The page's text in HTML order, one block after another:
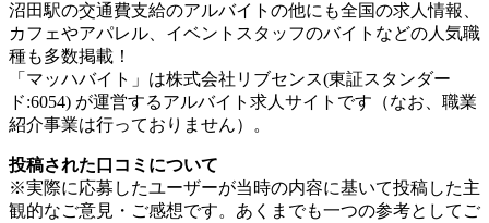
沼田駅の交通費支給のアルバイトの他にも全国の求人情報、
カフェやアパレル、イベントスタッフのバイトなどの人気職
種も多数掲載！
「マッハバイト」は株式会社リブセンス(東証スタンダー
ド:6054) が運営するアルバイト求人サイトです（なお、職業
紹介事業は行っておりません）。
投稿された口コミについて
※実際に応募したユーザーが当時の内容に基いて投稿した主
観的なご意見・ご感想です。あくまでも一つの参考としてご